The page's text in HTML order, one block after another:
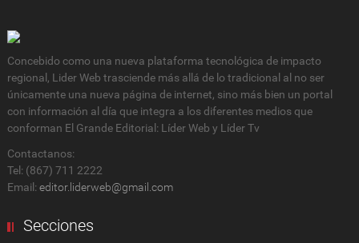
Concebido como una nueva plataforma tecnológica de impacto
regional, Lider Web trasciende más allá de lo tradicional al no ser
únicamente una nueva página de internet, sino más bien un portal
con información al día que integra a los diferentes medios que
conforman El Grande Editorial: Líder Web y Líder Tv
Contactanos:
Tel: (867) 711 2222
Email: editor.liderweb@gmail.com
Secciones